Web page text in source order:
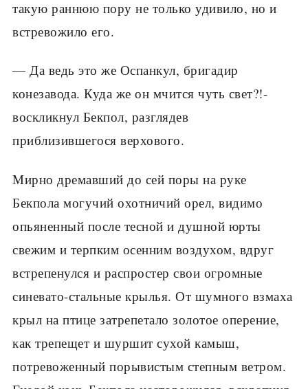
такую раннюю пору не только удивило, но и
встревожило его.
— Да ведь это же Оспанкул, бригадир
конезавода. Куда же он мчится чуть свет?!-
воскликнул Бекпол, разглядев
приблизившегося верхового.
Мирно дремавший до сей поры на руке
Бекпола могучий охотничий орел, видимо
опьяненный после тесной и душной юрты
свежим и терпким осенним воздухом, вдруг
встрепенулся и распростер свои огромные
синевато-стальные крылья. От шумного взмаха
крыл на птице затрепетало золотое оперение,
как трепещет и шуршит сухой камыш,
потревоженный порывистым степным ветром.